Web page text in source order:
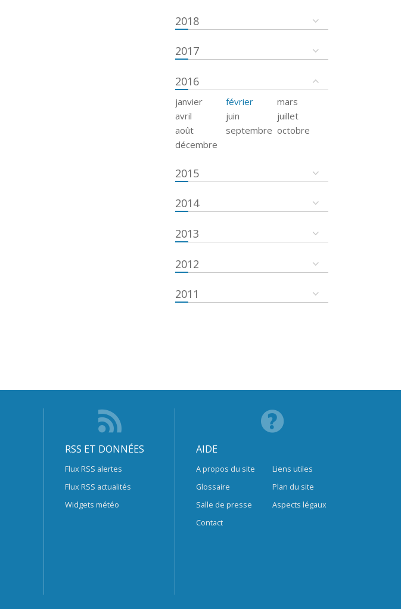
2018
2017
2016
janvier février
mars
avril
juin
juillet
août
septembre octobre
décembre
2015
2014
2013
2012
2011
RSS ET DONNÉES
Flux RSS alertes
Flux RSS actualités
Widgets météo
AIDE
A propos du site
Glossaire
Salle de presse
Contact
Liens utiles
Plan du site
Aspects légaux